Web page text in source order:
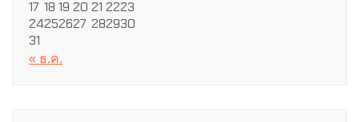
17 18 19 20 21 2223
24252627 282930
31
« ธ.ค.